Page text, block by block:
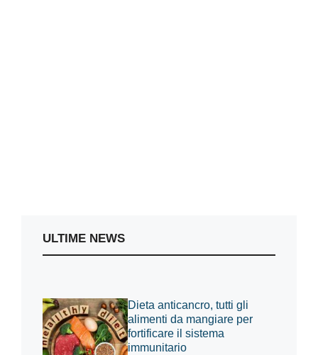
ULTIME NEWS
Dieta anticancro, tutti gli
alimenti da mangiare per
fortificare il sistema
immunitario